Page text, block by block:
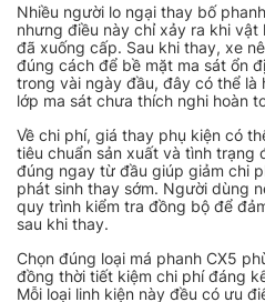
Nhiều người lo ngại thay bố
nhưng điều này chỉ xảy ra khi
đã xuống cấp. Sau khi thay, xe
đúng cách để bề mặt ma sát ổn
trong vài ngày đầu, đây có thể là
lớp ma sát chưa thích nghi hoàn
Về chi phí, giá thay phụ kiện có
tiêu chuẩn sản xuất và tình trạng
đúng ngay từ đầu giúp giảm chi
phát sinh thay sớm. Người dùng
quy trình kiểm tra đồng bộ để
sau khi thay.
Chọn đúng loại má phanh CX5
đồng thời tiết kiệm chi phí đáng
Mỗi loại linh kiện này đều có ưu